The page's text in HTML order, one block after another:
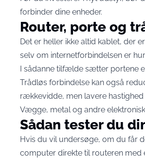
forbinder dine enheder.
Router, porte og
Det er heller ikke altid kablet, der
selv om internetforbindelsen er
I sådanne tilfælde sætter portene
Trådløs forbindelse kan også
rækkevidde, men lavere hastighed
Vægge, metal og andre
Sådan tester du
Hvis du vil undersøge, om du får
computer direkte til routeren med